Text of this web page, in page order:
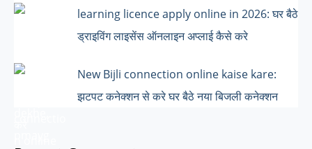
learning licence apply online in 2026: घर बैठे
ड्राइविंग लाइसेंस ऑनलाइन अप्लाई कैसे करे
New Bijli connection online kaise kare:
झटपट कनेक्शन से करे घर बैठे नया बिजली कनेक्शन